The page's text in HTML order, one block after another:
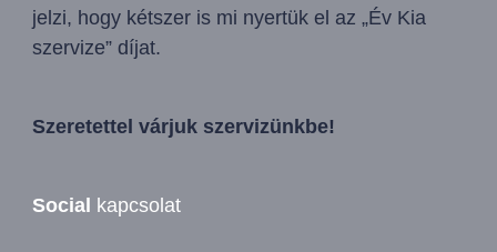
jelzi, hogy kétszer is mi nyertük el az „Év Kia
szervize” díjat.
Szeretettel várjuk szervizünkbe!
Social kapcsolat